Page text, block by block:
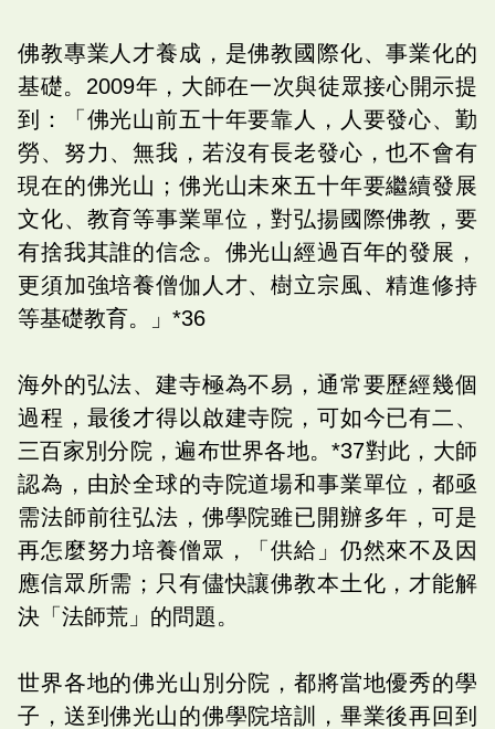
佛教專業人才養成，是佛教國際化、事業化的
基礎。2009年，大師在一次與徒眾接心開示提
到：「佛光山前五十年要靠人，人要發心、勤
勞、努力、無我，若沒有長老發心，也不會有
現在的佛光山；佛光山未來五十年要繼續發展
文化、教育等事業單位，對弘揚國際佛教，要
有捨我其誰的信念。佛光山經過百年的發展，
更須加強培養僧伽人才、樹立宗風、精進修持
等基礎教育。」*36
海外的弘法、建寺極為不易，通常要歷經幾個
過程，最後才得以啟建寺院，可如今已有二、
三百家別分院，遍布世界各地。*37對此，大師
認為，由於全球的寺院道場和事業單位，都亟
需法師前往弘法，佛學院雖已開辦多年，可是
再怎麼努力培養僧眾，「供給」仍然來不及因
應信眾所需；只有儘快讓佛教本土化，才能解
決「法師荒」的問題。
世界各地的佛光山別分院，都將當地優秀的學
子，送到佛光山的佛學院培訓，畢業後再回到